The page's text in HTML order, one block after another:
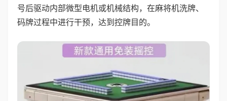
号后驱动内部微型电机或机械结构，在麻将机洗牌、
码牌过程中进行干预，达到控牌目的。